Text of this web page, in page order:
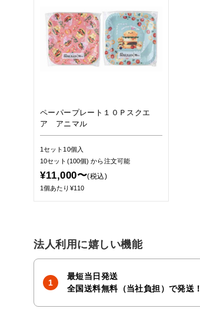
ペーパープレート１０Ｐスクエ
ア アニマル
1セット10個入
10セット(100個)から注文可能
¥11,000〜(税込)
1個あたり¥110
法人利用に嬉しい機能
最短当日発送
全国送料無料（当社負担）で発送！